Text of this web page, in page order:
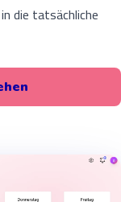
die tatsächliche